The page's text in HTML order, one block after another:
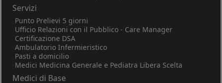
Servizi
Punto Prelievi 5 giorni
Ufficio Relazioni con il Pubblico - Care Manager
Certificazione DSA
Ambulatorio Infermieristico
Pasti a domicilio
Medici Medicina Generale e Pediatra Libera Scelta
Medici di Base